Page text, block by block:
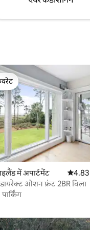
में अपार्टमेंट औसत
ओशन फ्रंट 2BR विला
पार्किंग